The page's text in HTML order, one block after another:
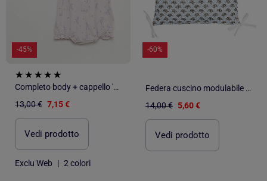
-45%
Completo body + cappello 'Marie' 'Disney' - 2 pezzi
13,00 € 7,15 €
Vedi prodotto
Exclu Web | 2 colori
-60%
Federa cuscino modulabile da annodare cotone | SEVIRA KIDS
14,00 € 5,60 €
Vedi prodotto